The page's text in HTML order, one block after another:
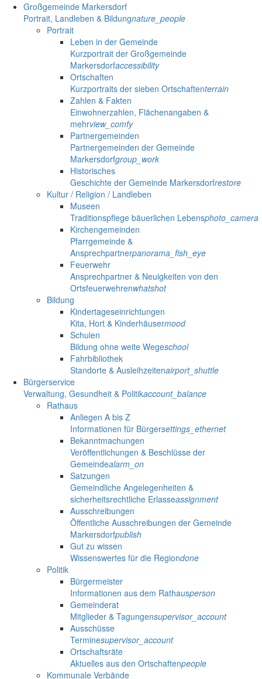
Großgemeinde Markersdorf
Portrait, Landleben & Bildungnature_people
Portrait
Leben in der Gemeinde
Kurzportrait der Großgemeinde
Markersdorfaccessibility
Ortschaften
Kurzportraits der sieben Ortschaftenterrain
Zahlen & Fakten
Einwohnerzahlen, Flächenangaben &
mehrview_comfy
Partnergemeinden
Partnergemeinden der Gemeinde
Markersdorfgroup_work
Historisches
Geschichte der Gemeinde Markersdorfrestore
Kultur / Religion / Landleben
Museen
Traditionspflege bäuerlichen Lebensphoto_camera
Kirchengemeinden
Pfarrgemeinde &
Ansprechpartnerpanorama_fish_eye
Feuerwehr
Ansprechpartner & Neuigkeiten von den
Ortsfeuerwehrenwhatshot
Bildung
Kindertageseinrichtungen
Kita, Hort & Kinderhäusermood
Schulen
Bildung ohne weite Wegeschool
Fahrbibliothek
Standorte & Ausleihzeitenairport_shuttle
Bürgerservice
Verwaltung, Gesundheit & Politikaccount_balance
Rathaus
Anliegen A bis Z
Informationen für Bürgersettings_ethernet
Bekanntmachungen
Veröffentlichungen & Beschlüsse der
Gemeindealarm_on
Satzungen
Gemeindliche Angelegenheiten &
sicherheitsrechtliche Erlasseassignment
Ausschreibungen
Öffentliche Ausschreibungen der Gemeinde
Markersdorfpublish
Gut zu wissen
Wissenswertes für die Regiondone
Politik
Bürgermeister
Informationen aus dem Rathausperson
Gemeinderat
Mitglieder & Tagungensupervisor_account
Ausschüsse
Terminesupervisor_account
Ortschaftsräte
Aktuelles aus den Ortschaftenpeople
Kommunale Verbände